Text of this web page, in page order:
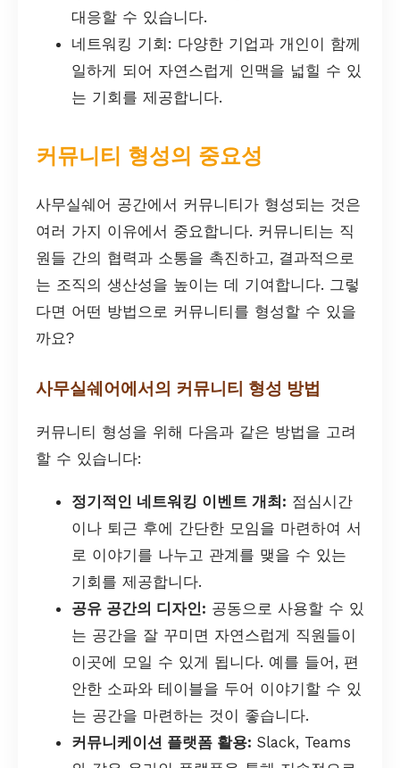
대응할 수 있습니다.
네트워킹 기회: 다양한 기업과 개인이 함께
일하게 되어 자연스럽게 인맥을 넓힐 수 있
는 기회를 제공합니다.
커뮤니티 형성의 중요성
사무실쉐어 공간에서 커뮤니티가 형성되는 것은
여러 가지 이유에서 중요합니다. 커뮤니티는 직
원들 간의 협력과 소통을 촉진하고, 결과적으로
는 조직의 생산성을 높이는 데 기여합니다. 그렇
다면 어떤 방법으로 커뮤니티를 형성할 수 있을
까요?
사무실쉐어에서의 커뮤니티 형성 방법
커뮤니티 형성을 위해 다음과 같은 방법을 고려
할 수 있습니다:
정기적인 네트워킹 이벤트 개최: 점심시간
이나 퇴근 후에 간단한 모임을 마련하여 서
로 이야기를 나누고 관계를 맺을 수 있는
기회를 제공합니다.
공유 공간의 디자인: 공동으로 사용할 수 있
는 공간을 잘 꾸미면 자연스럽게 직원들이
이곳에 모일 수 있게 됩니다. 예를 들어, 편
안한 소파와 테이블을 두어 이야기할 수 있
는 공간을 마련하는 것이 좋습니다.
커뮤니케이션 플랫폼 활용: Slack, Teams